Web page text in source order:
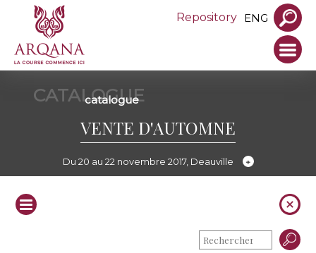
Repository ENG
CATALOGUE
catalogue
VENTE D'AUTOMNE
Du 20 au 22 novembre 2017, Deauville